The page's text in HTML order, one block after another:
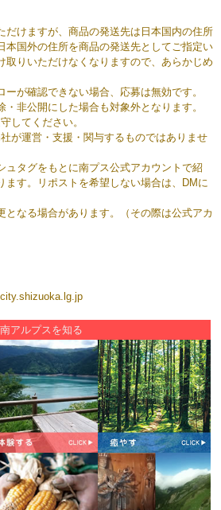
けますが、商品の発送先は日本国内の住所
本国外の住所を商品の発送先としてご指定い
取りいただけなくなりますので、あらかじめ
が確認できない場合、応募は無効です。
非公開にした場合も対象外となります。
してください。
が運営・支援・関与するものではありませ
タグをもとに南プス公式アカウントで紹
ます。リポストを希望しない場合は、DMに
なる場合があります。（その際は公式アカ
南アルプスを知る